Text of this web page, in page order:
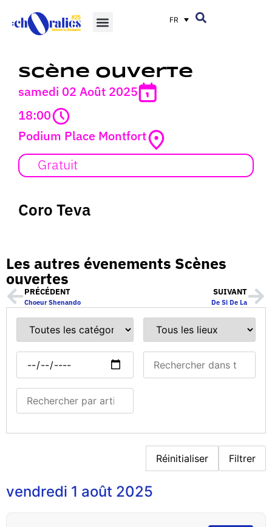
FR
Scène ouverte
samedi 02 Août 2025
18:00
Podium Place Montfort
Gratuit
Coro Teva
Les autres évenements Scènes
ouvertes
PRÉCÉDENT
Choeur Shenando
SUIVANT
De Si De La
Réinitialiser Filtrer
vendredi 1 août 2025